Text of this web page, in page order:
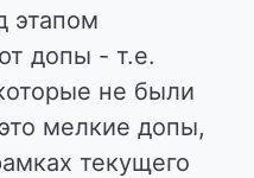
этапом
допы - т.е.
не были
мелкие допы,
текущего